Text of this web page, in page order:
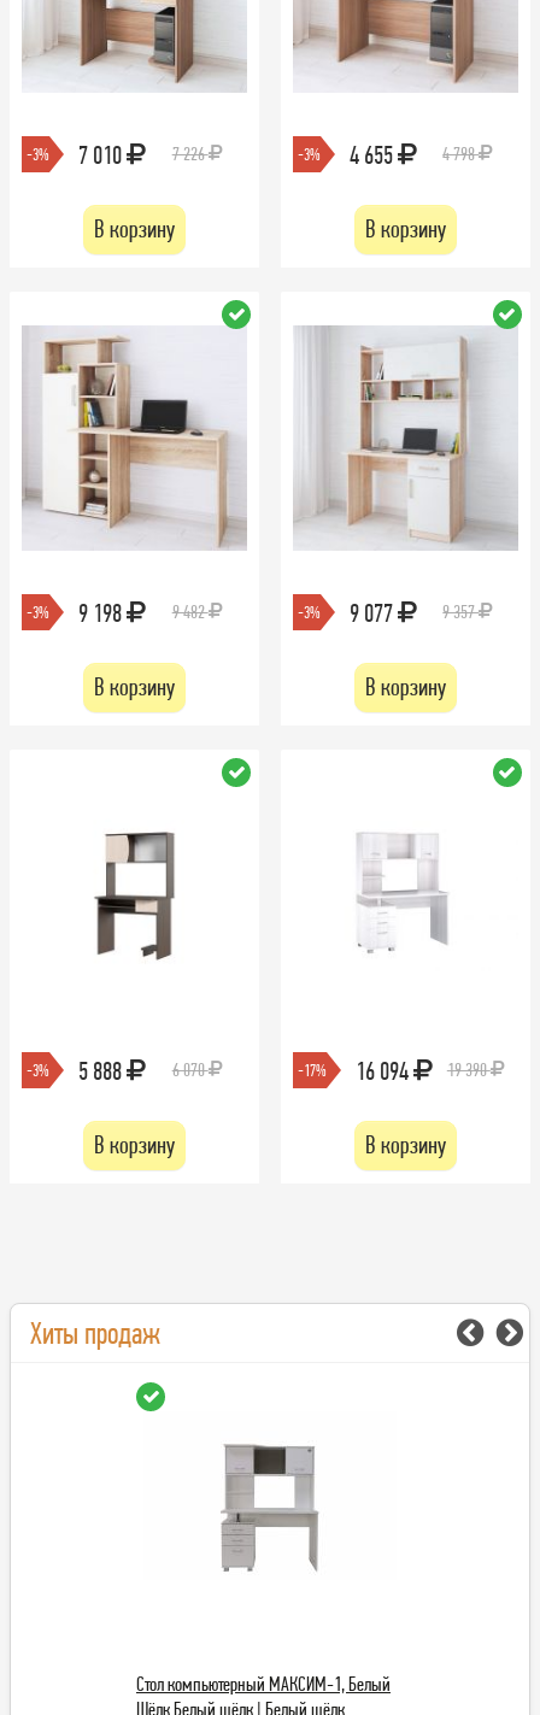
-3% 7 010 7 226
В корзину
-3% 4 655 4 798
В корзину
-3% 9 198 9 482
В корзину
-3% 9 077 9 357
В корзину
-3% 5 888 6 070
В корзину
-17% 16 094 19 390
В корзину
Хиты продаж
Стол компьютерный МАКСИМ-1, Белый
Шёлк Белый шёлк | Белый шёлк